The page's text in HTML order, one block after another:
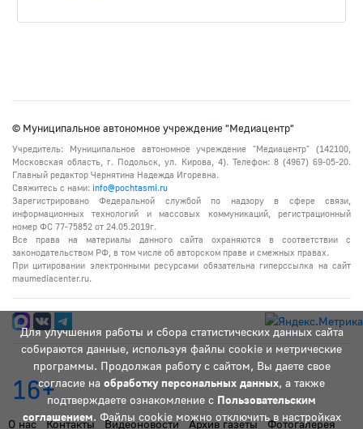
Для улучшения работы и сбора статистических данных сайта
собираются данные, используя файлы cookie и метрические
программы. Продолжая работу с сайтом, Вы даете свое
согласие на обработку персональных данных, а также
подтверждаете ознакомление с Пользовательским
соглашением. Файлы cookie можно отключить в настройках
© Муниципальное автономное учреждение "Медиацентр"
Учредитель: Муниципальное автономное учреждение "Медиацентр" (142100,
Московская область, г. Подольск, ул. Кирова, 4). Телефон: 8 (4967) 69-05-20.
Главный редактор Чернятина Надежда Игоревна.
Свяжитесь с нами: info@pochtasmi.ru
Зарегистрировано Федеральной службой по надзору в сфере связи,
информационных технологий и массовых коммуникаций, регистрационный
номер ФС 77-75852 от 24.05.2019г.
Все права на материалы данного сайта охраняются в соответствии с
законодательством РФ, в том числе об авторском праве и смежных правах.
При цитировании электронными ресурсами обязательна гиперссылка на сайт
maumediacenter.ru.
16+
О нас Контакты Видеоновости Архив газеты Фотогалерея